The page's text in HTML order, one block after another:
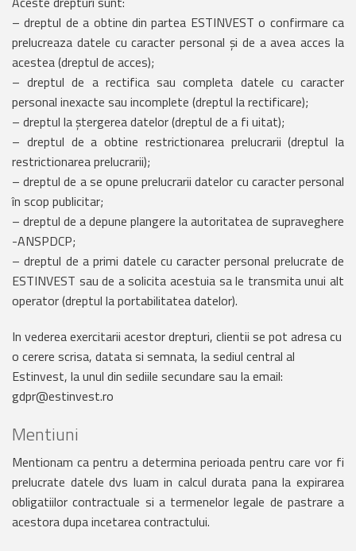
– dreptul de a obtine din partea ESTINVEST o confirmare ca
prelucreaza datele cu caracter personal și de a avea acces la
acestea (dreptul de acces);
– dreptul de a rectifica sau completa datele cu caracter
personal inexacte sau incomplete (dreptul la rectificare);
– dreptul la ștergerea datelor (dreptul de a fi uitat);
– dreptul de a obtine restrictionarea prelucrarii (dreptul la
restrictionarea prelucrarii);
– dreptul de a se opune prelucrarii datelor cu caracter personal
în scop publicitar;
– dreptul de a depune plangere la autoritatea de supraveghere
-ANSPDCP;
– dreptul de a primi datele cu caracter personal prelucrate de
ESTINVEST sau de a solicita acestuia sa le transmita unui alt
operator (dreptul la portabilitatea datelor).
In vederea exercitarii acestor drepturi, clientii se pot adresa cu
o cerere scrisa, datata si semnata, la sediul central al
Estinvest, la unul din sediile secundare sau la email:
gdpr@estinvest.ro
Mentiuni
Mentionam ca pentru a determina perioada pentru care vor fi
prelucrate datele dvs luam in calcul durata pana la expirarea
obligatiilor contractuale si a termenelor legale de pastrare a
acestora dupa incetarea contractului.